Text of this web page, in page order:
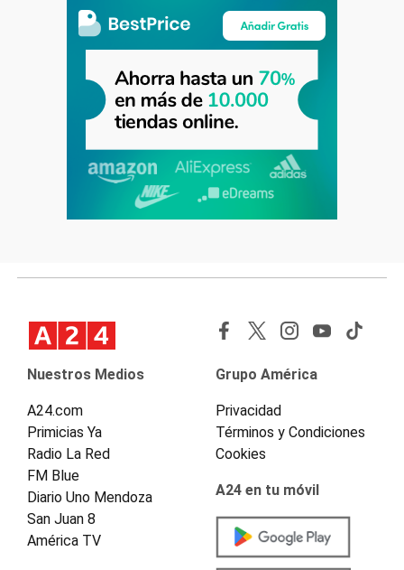
Nuestros Medios
A24.com
Primicias Ya
Radio La Red
FM Blue
Diario Uno Mendoza
San Juan 8
América TV
Grupo América
Privacidad
Términos y Condiciones
Cookies
A24 en tu móvil